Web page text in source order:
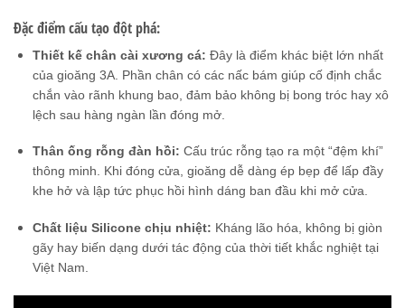
Đặc điểm cấu tạo đột phá:
Thiết kế chân cài xương cá: Đây là điểm khác biệt lớn nhất
của gioăng 3A. Phần chân có các nấc bám giúp cố định chắc
chắn vào rãnh khung bao, đảm bảo không bị bong tróc hay xô
lệch sau hàng ngàn lần đóng mở.
Thân ống rỗng đàn hồi: Cấu trúc rỗng tạo ra một “đệm khí”
thông minh. Khi đóng cửa, gioăng dễ dàng ép bẹp để lấp đầy
khe hở và lập tức phục hồi hình dáng ban đầu khi mở cửa.
Chất liệu Silicone chịu nhiệt: Kháng lão hóa, không bị giòn
gãy hay biến dạng dưới tác động của thời tiết khắc nghiệt tại
Việt Nam.